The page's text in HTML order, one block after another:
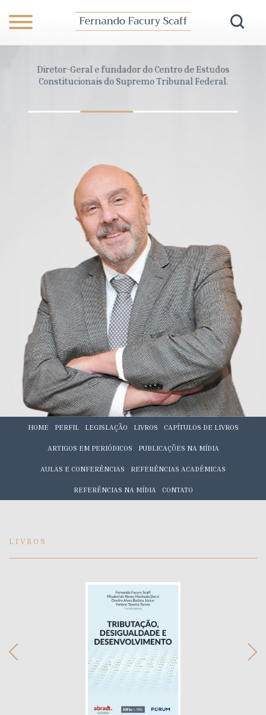
Diretor-Geral e fundador do Centro de Estudos
Constitucionais do Supremo Tribunal Federal.
HOME PERFIL LEGISLAÇÃO LIVROS CAPÍTULOS DE LIVROS
ARTIGOS EM PERIÓDICOS PUBLICAÇÕES NA MÍDIA
AULAS E CONFERÊNCIAS REFERÊNCIAS ACADÊMICAS
REFERÊNCIAS NA MÍDIA CONTATO
LIVROS